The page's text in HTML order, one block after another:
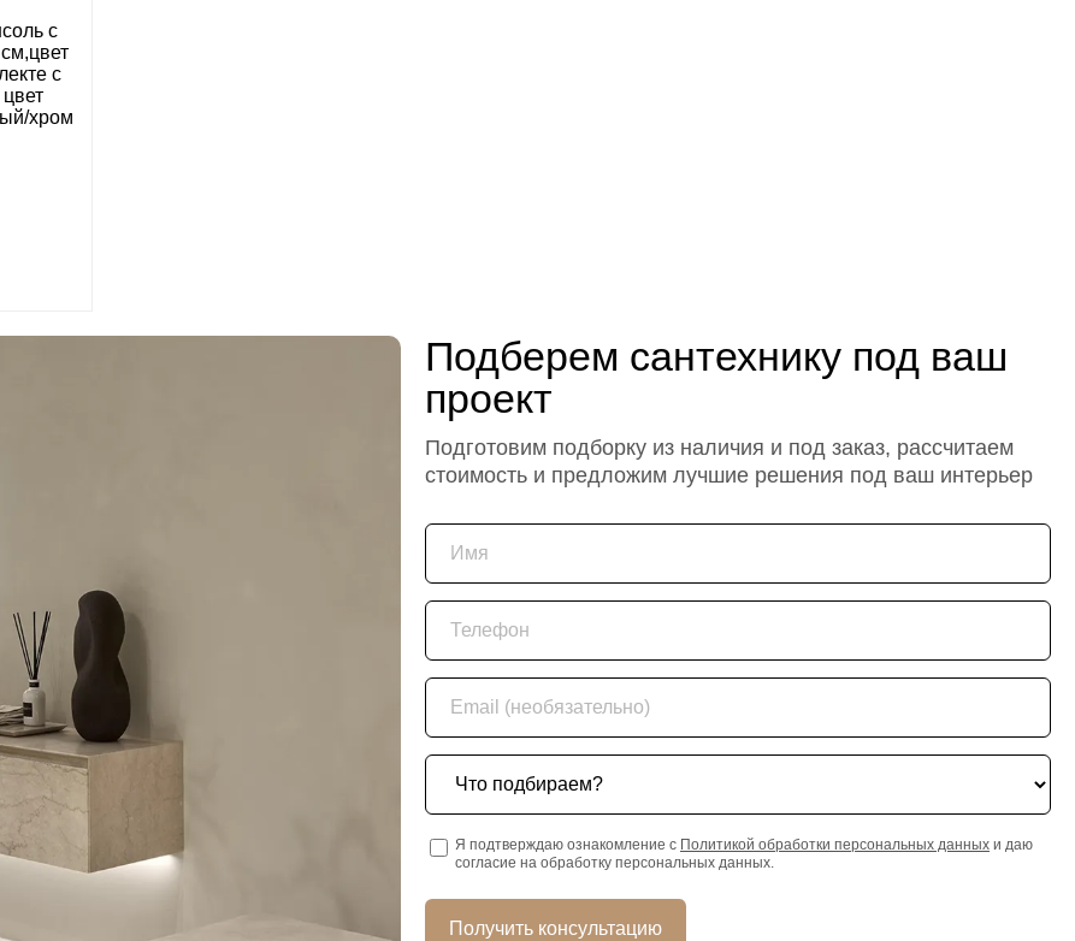
с
с
хром
Подберем сантехнику под ваш
проект
Подготовим подборку из наличия и под заказ, рассчитаем
стоимость и предложим лучшие решения под ваш интерьер
Имя
Телефон
Email (необязательно)
Что подбираем?
Я подтверждаю ознакомление с Политикой обработки персональных данных и даю
согласие на обработку персональных данных.
Получить консультацию